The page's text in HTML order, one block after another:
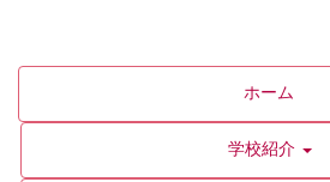
ホーム
学校紹介